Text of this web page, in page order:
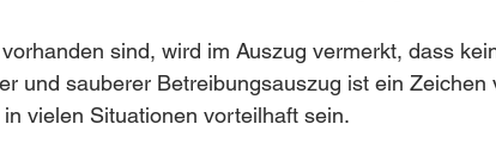
sind, wird im Auszug vermerkt, dass
und sauberer Betreibungsauszug ist ein Zeichen
vielen Situationen vorteilhaft sein.